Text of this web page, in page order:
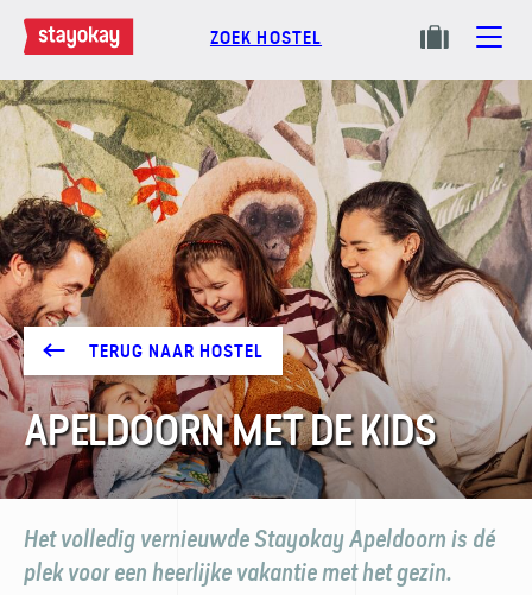
ZOEK HOSTEL
TERUG NAAR HOSTEL
APELDOORN MET DE KIDS
Het volledig vernieuwde Stayokay Apeldoorn is dé
plek voor een heerlijke vakantie met het gezin.